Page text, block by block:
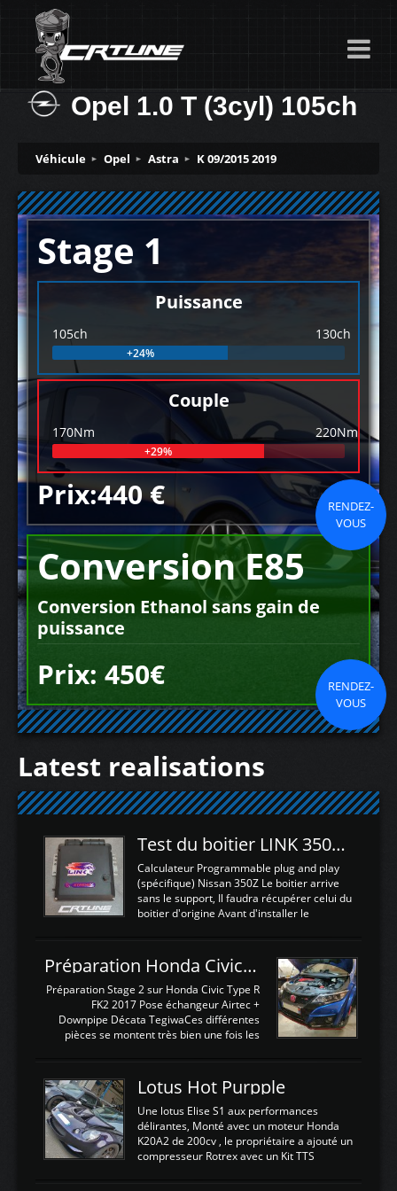
Opel 1.0 T (3cyl) 105ch
Véhicule Opel Astra K 09/2015 2019
Stage 1
Puissance
105ch 130ch
+24%
Couple
170Nm 220Nm
+29%
Prix:440 €
RENDEZ-
VOUS
Conversion E85
Conversion Ethanol sans gain de
puissance
Prix: 450€
RENDEZ-
VOUS
Latest realisations
Test du boitier LINK 350Z Plugin ECU
Calculateur Programmable plug and play
(spécifique) Nissan 350Z Le boitier arrive
sans le support, Il faudra récupérer celui du
boitier d'origine Avant d'installer le
d'envoyer l'information de la large bande
dans le boitier. sydney sweeney deepfake
La sortie 0-5V de l'afr sera connectée sur
l'entrée AN Volt 8 et GndAN pour
Analogique, et Volt car l'information est une
tension (Pas une résistance variable d'un
est temps de brancher le ...
Préparation Honda Civic Type R FK2
Préparation Stage 2 sur Honda Civic Type R
FK2 2017 Pose échangeur Airtec +
Downpipe Décata TegiwaCes différentes
pièces se montent très bien une fois les
légere découpe du plastique inferieur,
negénant en rien la structure ou le
fonctionnement du fond plat. Une
reprogrammation Stage 2 est faite sur le
calculateur d'origine. Une alternative
économique au passage sur Hondata
d'origine 310cv et 400Nn , Une fois
Lotus Hot Purpple
Une lotus Elise S1 aux performances
délirantes, Monté avec un moteur Honda
K20A2 de 200cv , le propriétaire a ajouté un
compresseur Rotrex avec un Kit TTS